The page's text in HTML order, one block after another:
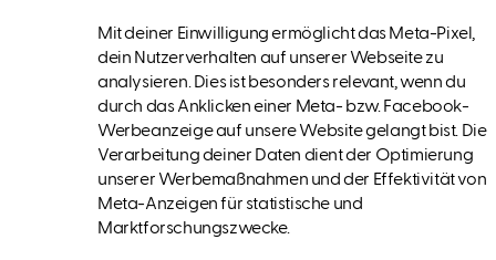
Mit deiner Einwilligung ermöglicht das Meta-Pixel,
dein Nutzerverhalten auf unserer Webseite zu
analysieren. Dies ist besonders relevant, wenn du
durch das Anklicken einer Meta- bzw. Facebook-
Werbeanzeige auf unsere Website gelangt bist. Die
Verarbeitung deiner Daten dient der Optimierung
unserer Werbemaßnahmen und der Effektivität von
Meta-Anzeigen für statistische und
Marktforschungszwecke.